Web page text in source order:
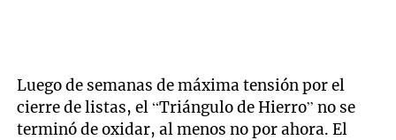
Luego de semanas de máxima tensión por el
cierre de listas, el “Triángulo de Hierro” no se
terminó de oxidar, al menos no por ahora. El